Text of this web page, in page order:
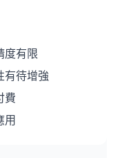
度有限
有待增強
費
用